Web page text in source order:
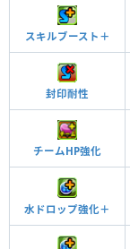
スキルブースト＋
封印耐性
チームHP強化
水ドロップ強化＋